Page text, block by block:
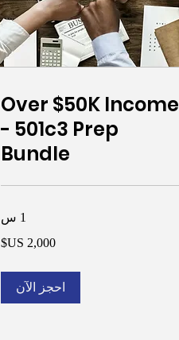
Over $50K Income
- 501c3 Prep
Bundle
1 س
احجز الآن